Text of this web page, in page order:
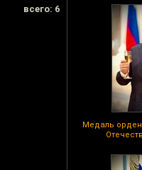
Медаль
всего: 6